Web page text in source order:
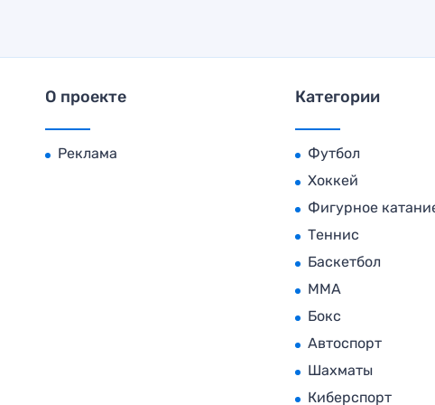
О проекте
Реклама
Категории
Футбол
Хоккей
Фигурное
Теннис
Баскетбол
MMA
Бокс
Автоспорт
Шахматы
Киберспорт